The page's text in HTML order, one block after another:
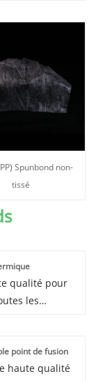
Spunbond non-
tissé
qualité pour
les
et
de bonnes
point de fusion
haute qualité